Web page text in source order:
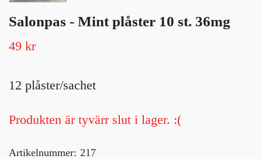
Salonpas - Mint plåster 10 st. 36mg
49 kr
12 plåster/sachet
Produkten är tyvärr slut i lager. :(
Artikelnummer: 217